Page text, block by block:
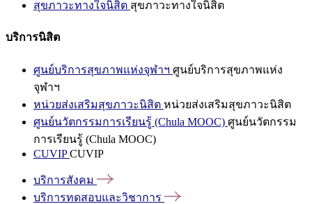
สุขภาวะทางใจนิสิต สุขภาวะทางใจนิสิต
บริการนิสิต
ศูนย์บริการสุขภาพแห่งจุฬาฯ ศูนย์บริการสุขภาพแห่ง
จุฬาฯ
หน่วยส่งเสริมสุขภาวะนิสิต หน่วยส่งเสริมสุขภาวะนิสิต
ศูนย์นวัตกรรมการเรียนรู้ (Chula MOOC) ศูนย์นวัตกรรม
การเรียนรู้ (Chula MOOC)
CUVIPCUVIP
บริการสังคม
บริการทดสอบและวิชาการ